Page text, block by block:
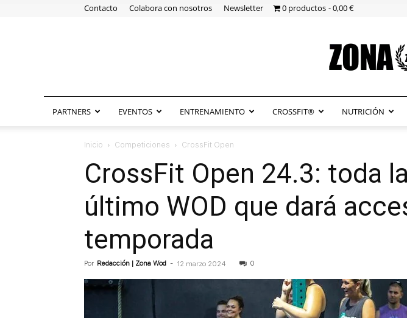
Contacto Colabora con nosotros Newsletter 0 productos 0,00 €
PARTNERS EVENTOS ENTRENAMIENTO CROSSFIT® NUTRICIÓN
Inicio Competiciones CrossFit Open
CrossFit Open 24.3: toda
último WOD que dará
temporada
Por Redacción | Zona Wod - 12 marzo 2024 0